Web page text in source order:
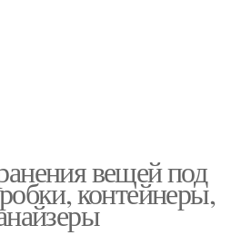
вещей под
контейнеры,